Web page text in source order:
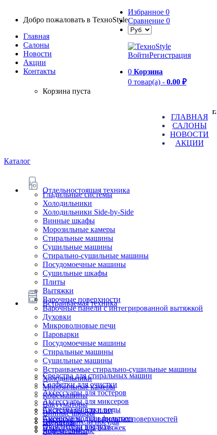
Добро пожаловать в TexноStyle
Главная
Салоны
Новости
Aкции
Контакты
Избранное 0
Сравнение 0
ВойтиРегистрация
0 Корзина
0 товар(а) - 0.00 ₽
Корзина пуста
ГЛАВНАЯ
САЛОНЫ
НОВОСТИ
АКЦИИ
Каталог
Отдельностоящая техника
Гладильные системы
Холодильники
Холодильники Side-by-Side
Винные шкафы
Морозильные камеры
Стиральные машины
Сушильные машины
Стирально-сушильные машины
Посудомоечные машины
Сушильные шкафы
Плиты
Встраиваемая техника
Вытяжки
Варочные поверхности
Варочные панели с интегрированной вытяжкой
Духовки
Микроволновые печи
Пароварки
Посудомоечные машины
Стиральные машины
Сушильные машины
Встраиваемые стирально-сушильные машины
Холодильники
Морозильные камеры
Кофемашины
Вакууматоры
Винные шкафы
Подогреватели посуды
Ящики сомелье
Блендеры
Кофемашины
Очистители воздуха
Системы очистки воды
Сменные модули фильтров
Аксессуары для тостеров
Аксессуары для миксеров
Аксессуары для плит
Аксессуары для варочных поверхностей
Аксессуары для вытяжек
Средства для стиральных машин
Салфетки для очистки